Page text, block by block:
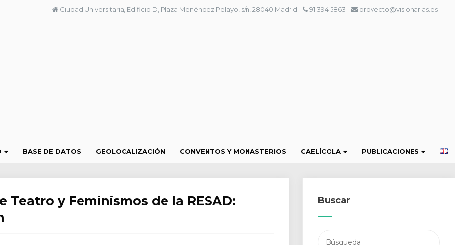
Ciudad Universitaria, Edificio D, Plaza Menéndez Pelayo, s/n, 28040 Madrid 91 394 5863 proyecto@visionarias.es
BASE DE DATOS GEOLOCALIZACIÓN CONVENTOS Y MONASTERIOS CAELÍCOLA PUBLICACIONES
y Feminismos de la RESAD:
Buscar